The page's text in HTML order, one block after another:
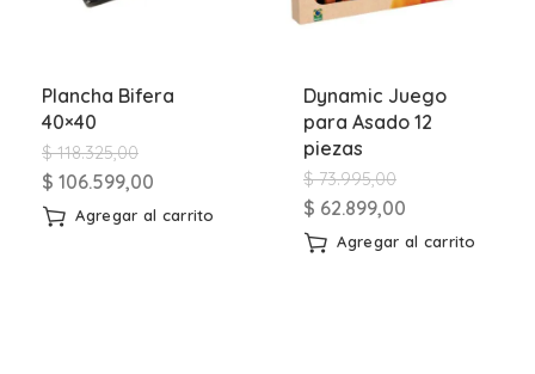
Plancha Bifera
40×40
$118.325,00
$ 106.599,00
Agregar al carrito
Dynamic Juego
para Asado 12
piezas
$73.995,00
$ 62.899,00
Agregar al carrito